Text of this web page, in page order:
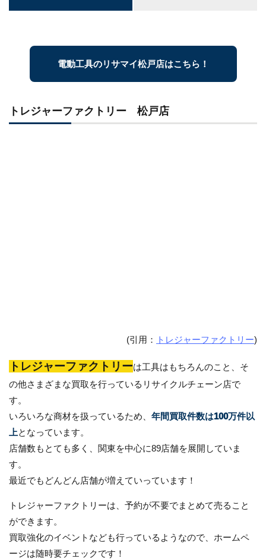
電動工具のリサマイ松戸店はこちら！
トレジャーファクトリー 松戸店
(引用： トレジャーファクトリー)
トレジャーファクトリーは工具はもちろんのこと、そ
の他さまざまな買取を行っているリサイクルチェーン店で
す。
いろいろな商材を扱っているため、 年間買取件数は100万件以
上となっています。
店舗数もとても多く、関東を中心に89店舗を展開していま
す。
最近でもどんどん店舗が増えていっています！
トレジャーファクトリーは、予約が不要でまとめて売ること
ができます。
買取強化のイベントなども行っているようなので、ホームペ
ージは随時要チェックです！